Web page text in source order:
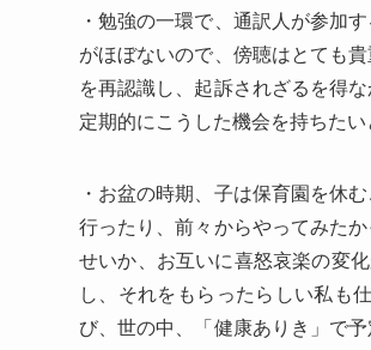
・勉強の一環で、通訳人が参加
がほぼないので、傍聴はとても
を再認識し、起訴されざるを得
定期的にこうした機会を持ちたい
・お盆の時期、子は保育園を休
行ったり、前々からやってみた
せいか、お互いに喜怒哀楽の変
し、それをもらったらしい私も
び、世の中、「健康ありき」で